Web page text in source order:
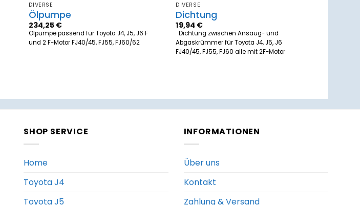
DIVERSE
Ölpumpe
234,25 €
Ölpumpe passend für Toyota J4, J5, J6 F
und 2 F-Motor FJ40/45, FJ55, FJ60/62
DIVERSE
Dichtung
19,94 €
Dichtung zwischen Ansaug- und
Abgaskrümmer für Toyota J4, J5, J6
FJ40/45, FJ55, FJ60 alle mit 2F-Motor
SHOP SERVICE
Home
Toyota J4
Toyota J5
INFORMATIONEN
Über uns
Kontakt
Zahlung & Versand